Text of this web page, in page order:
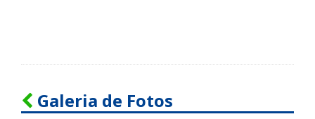
Galeria de Fotos